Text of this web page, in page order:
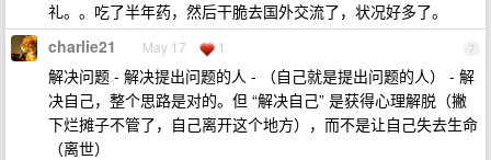
礼。。吃了半年药，然后干脆去国外交流了，状况好多了。
7
charlie21 May 17 1
解决问题 - 解决提出问题的人 - （自己就是提出问题的人） - 解
决自己，整个思路是对的。但 “解决自己” 是获得心理解脱（撇
下烂摊子不管了，自己离开这个地方），而不是让自己失去生命
（离世）